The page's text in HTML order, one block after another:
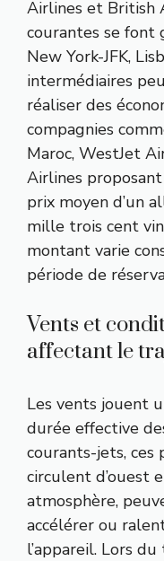
Airlines et British
courantes se font
New York-JFK,
intermédiaires
réaliser des
compagnies
Maroc, WestJet
Airlines
prix moyen d’un
mille trois cent
montant varie
période de
Vents et
affectant le
Les vents jouent
durée effective
courants-jets, ces
circulent d’ouest
atmosphère,
accélérer ou
l’appareil. Lors